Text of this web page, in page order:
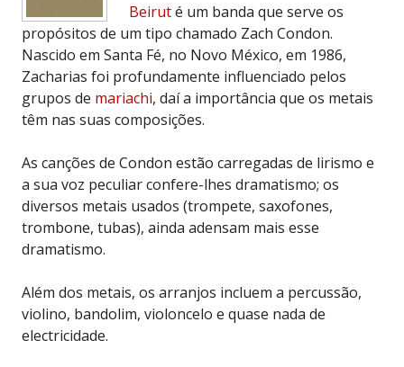
Beiruté um banda que serve os
propósitos de um tipo chamado Zach Condon.
Nascido em Santa Fé, no Novo México, em 1986,
Zacharias foi profundamente influenciado pelos
grupos de mariachi, daí a importância que os metais
têm nas suas composições.
As canções de Condon estão carregadas de lirismo e
a sua voz peculiar confere-lhes dramatismo; os
diversos metais usados (trompete, saxofones,
trombone, tubas), ainda adensam mais esse
dramatismo.
Além dos metais, os arranjos incluem a percussão,
violino, bandolim, violoncelo e quase nada de
electricidade.